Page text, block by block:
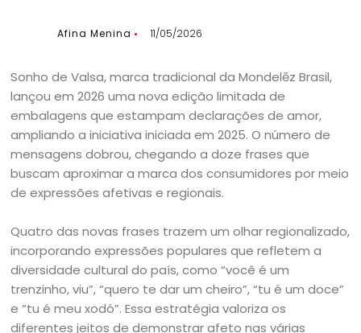
Afina Menina 11/05/2026
Sonho de Valsa, marca tradicional da Mondelēz Brasil,
lançou em 2026 uma nova edição limitada de
embalagens que estampam declarações de amor,
ampliando a iniciativa iniciada em 2025. O número de
mensagens dobrou, chegando a doze frases que
buscam aproximar a marca dos consumidores por meio
de expressões afetivas e regionais.
Quatro das novas frases trazem um olhar regionalizado,
incorporando expressões populares que refletem a
diversidade cultural do país, como “você é um
trenzinho, viu”, “quero te dar um cheiro”, “tu é um doce”
e “tu é meu xodó”. Essa estratégia valoriza os
diferentes jeitos de demonstrar afeto nas várias